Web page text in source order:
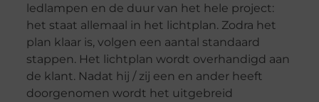
ledlampen en de duur van het hele project:
het staat allemaal in het lichtplan. Zodra het
plan klaar is, volgen een aantal standaard
stappen. Het lichtplan wordt overhandigd aan
de klant. Nadat hij / zij een en ander heeft
doorgenomen wordt het uitgebreid